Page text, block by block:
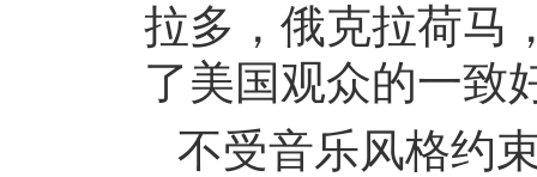
拉多，俄克拉荷马
了美国观众的一致
不受音乐风格约